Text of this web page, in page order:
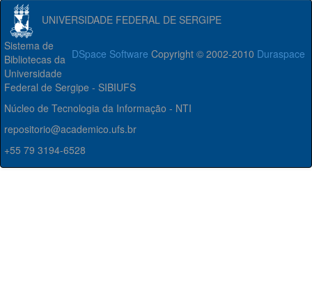
UNIVERSIDADE FEDERAL DE SERGIPE
DSpace Software Copyright © 2002-2010 Duraspace
Sistema de
Bibliotecas da
Universidade
Federal de Sergipe - SIBIUFS
Núcleo de Tecnologia da Informação - NTI
repositorio@academico.ufs.br
+55 79 3194-6528